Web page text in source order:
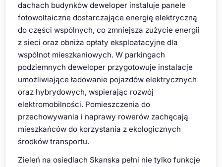
dachach budynków deweloper instaluje panele
fotowoltaiczne dostarczające energię elektryczną
do części wspólnych, co zmniejsza zużycie energii
z sieci oraz obniża opłaty eksploatacyjne dla
wspólnot mieszkaniowych. W parkingach
podziemnych deweloper przygotowuje instalacje
umożliwiające ładowanie pojazdów elektrycznych
oraz hybrydowych, wspierając rozwój
elektromobilności. Pomieszczenia do
przechowywania i naprawy rowerów zachęcają
mieszkańców do korzystania z ekologicznych
środków transportu.
Zieleń na osiedlach Skanska pełni nie tylko funkcje